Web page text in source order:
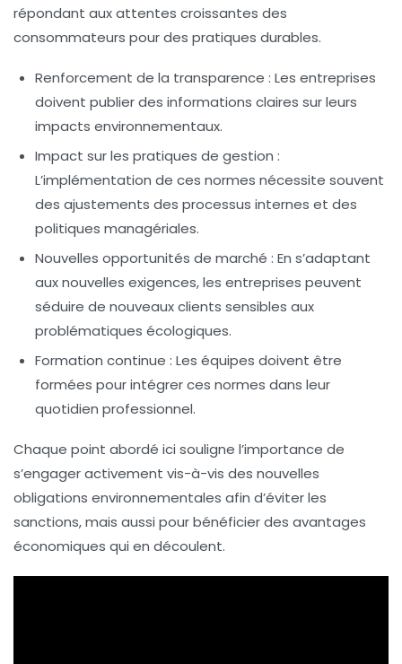
répondant aux attentes croissantes des
consommateurs pour des pratiques durables.
Renforcement de la transparence : Les entreprises
doivent publier des informations claires sur leurs
impacts environnementaux.
Impact sur les pratiques de gestion :
L’implémentation de ces normes nécessite souvent
des ajustements des processus internes et des
politiques managériales.
Nouvelles opportunités de marché : En s’adaptant
aux nouvelles exigences, les entreprises peuvent
séduire de nouveaux clients sensibles aux
problématiques écologiques.
Formation continue : Les équipes doivent être
formées pour intégrer ces normes dans leur
quotidien professionnel.
Chaque point abordé ici souligne l’importance de
s’engager activement vis-à-vis des nouvelles
obligations environnementales afin d’éviter les
sanctions, mais aussi pour bénéficier des avantages
économiques qui en découlent.